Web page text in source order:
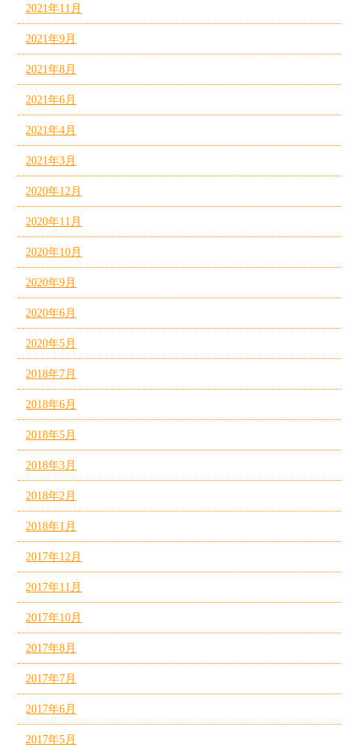
2021年11月
2021年9月
2021年8月
2021年6月
2021年4月
2021年3月
2020年12月
2020年11月
2020年10月
2020年9月
2020年6月
2020年5月
2018年7月
2018年6月
2018年5月
2018年3月
2018年2月
2018年1月
2017年12月
2017年11月
2017年10月
2017年8月
2017年7月
2017年6月
2017年5月